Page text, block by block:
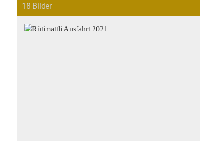
18 Bilder